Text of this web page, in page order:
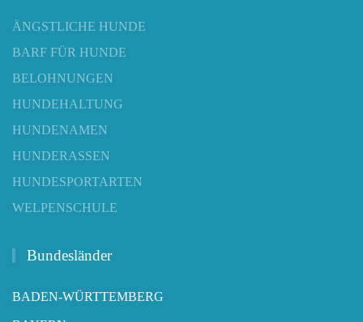
ÄNGSTLICHE HUNDE
BARF FÜR HUNDE
BELOHNUNGEN
HUNDEHALTUNG
HUNDENAMEN
HUNDERASSEN
HUNDESPORTARTEN
WELPENSCHULE
Bundesländer
BADEN-WÜRTTEMBERG